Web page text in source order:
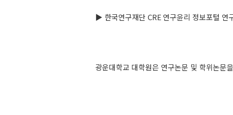
▶ 한국연구재단 CRE 연구윤리 정보포털 연
광운대학교 대학원은 연구논문 및 학위논문